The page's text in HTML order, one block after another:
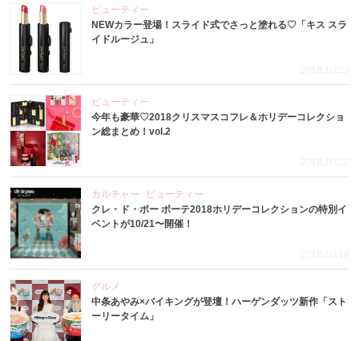
ビューティー
NEWカラー登場！スライド式でさっと塗れる♡「キス スラ
イドルージュ」
2018.10.23
ビューティー
今年も豪華♡2018クリスマスコフレ＆ホリデーコレクショ
ン総まとめ！vol.2
2018.10.22
カルチャー
ビューティー
クレ・ド・ポー ボーテ2018ホリデーコレクションの特別イ
ベントが10/21〜開催！
2018.10.18
グルメ
中条あやみ×バイキングが登壇！ハーゲンダッツ新作「スト
ーリータイム」